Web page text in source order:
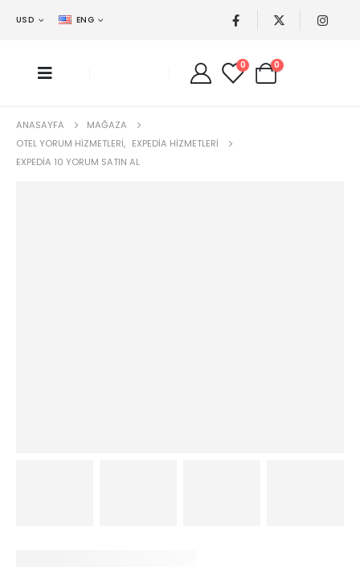
USD ENG
0 0
ANASAYFA
MAĞAZA
OTEL YORUM HIZMETLERI, EXPEDIA HIZMETLERI
EXPEDIA 10 YORUM SATIN AL